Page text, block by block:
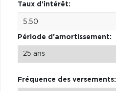
Taux d'intérêt:
Période d'amortissement:
Fréquence des versements: